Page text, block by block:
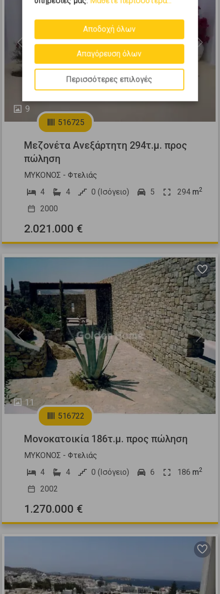
9
Previous Next
516725
Μεζονέτα Ανεξάρτητη 294τ.μ. προς
πώληση
ΜΥΚΟΝΟΣ - Φτελιάς
4
4 0 (Ισόγειο) 5 294 m2
2000
2.021.000 €
11
Previous Next
516722
Μονοκατοικία 186τ.μ. προς πώληση
ΜΥΚΟΝΟΣ - Φτελιάς
4
4 0 (Ισόγειο) 6 186 m2
2002
1.270.000 €
Αποδοχή όλων
Απαγόρευση όλων
Περισσότερες επιλογές